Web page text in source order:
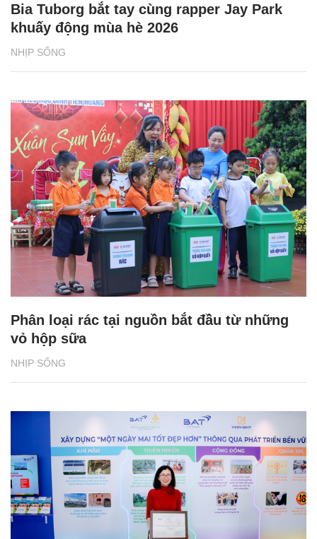
NHỊP SỐNG
Bia Tuborg bắt tay cùng rapper Jay Park
khuấy động mùa hè 2026
NHỊP SỐNG
Phân loại rác tại nguồn bắt đầu từ những
vỏ hộp sữa